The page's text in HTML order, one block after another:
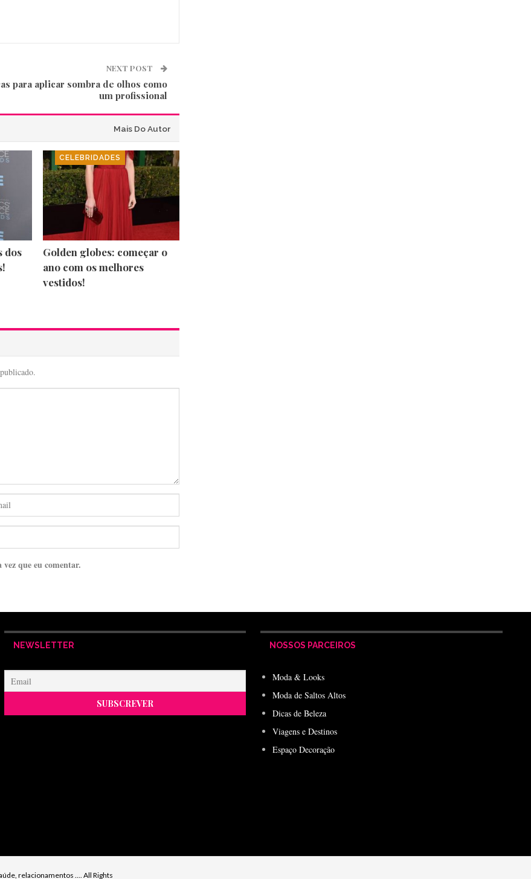
NEXT POST
para aplicar sombra de olhos como
um profissional
Mais Do Autor
dos
CELEBRIDADES
Golden globes: começar o
ano com os melhores
vestidos!
que eu comentar.
NEWSLETTER NOSSOS PARCEIROS
Moda & Looks
Moda de Saltos Altos
Dicas de Beleza
Viagens e Destinos
Espaço Decoração
relacionamentos .... All Rights